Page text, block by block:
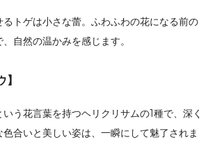
トゲは小さな蕾。ふわふわの花になる前の
自然の温かみを感じます。
いう花言葉を持つヘリクリサムの1種で、深く
合いと美しい姿は、一瞬にして魅了されま